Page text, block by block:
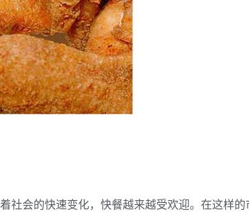
社会的快速变化，快餐越来越受欢迎。在这样的